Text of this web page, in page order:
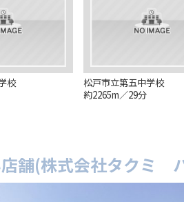
校
松戸市立第五中学校
約2265m／29分
舗(株式会社タクミ